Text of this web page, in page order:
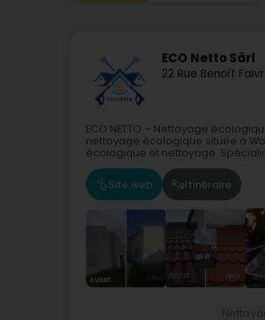
ECO Netto Sàrl
22 Rue Benoît
ECO NETTO – Nettoyage
nettoyage écologique située à
écologique et nettoyage.
Site web Itinéraire